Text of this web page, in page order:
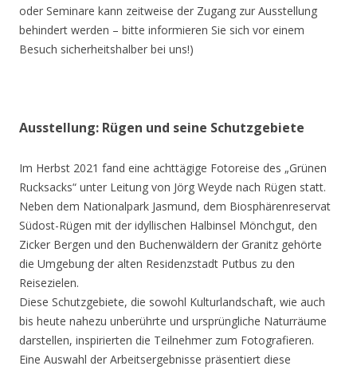
oder Seminare kann zeitweise der Zugang zur Ausstellung
behindert werden – bitte informieren Sie sich vor einem
Besuch sicherheitshalber bei uns!)
Ausstellung: Rügen und seine Schutzgebiete
Im Herbst 2021 fand eine achttägige Fotoreise des „Grünen
Rucksacks“ unter Leitung von Jörg Weyde nach Rügen statt.
Neben dem Nationalpark Jasmund, dem Biosphärenreservat
Südost-Rügen mit der idyllischen Halbinsel Mönchgut, den
Zicker Bergen und den Buchenwäldern der Granitz gehörte
die Umgebung der alten Residenzstadt Putbus zu den
Reisezielen.
Diese Schutzgebiete, die sowohl Kulturlandschaft, wie auch
bis heute nahezu unberührte und ursprüngliche Naturräume
darstellen, inspirierten die Teilnehmer zum Fotografieren.
Eine Auswahl der Arbeitsergebnisse präsentiert diese